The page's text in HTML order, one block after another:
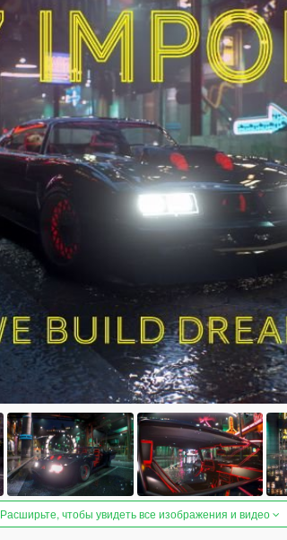
Расширьте, чтобы увидеть все изображения и видео